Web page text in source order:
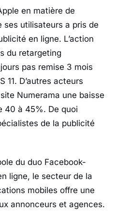
en matière de
ses utilisateurs a pris de
en ligne. L’action
du retargeting
pas remise 3 mois
11. D’autres acteurs
Numerama une baisse
40 à 45%. De quoi
de la publicité
du duo Facebook-
ligne, le secteur de la
mobiles offre une
annonceurs et agences.